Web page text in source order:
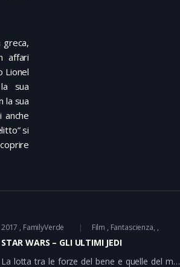
greca,
affari
Lionel
sua
la sua
anche
si
2017 FamilyVerde Film Fantascienza
STAR WARS – GLI ULTIMI JEDI
La lotta tra le forze del bene e quelle del male